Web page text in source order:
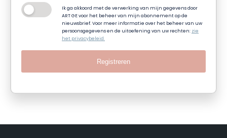
Ik ga akkoord met de verwerking van mijn gegevens door
ART GE voor het beheer van mijn abonnement op de
nieuwsbrief. Voor meer informatie over het beheer van uw
persoonsgegevens en de uitoefening van uw rechten:zie
het privacybeleid.
Registreren